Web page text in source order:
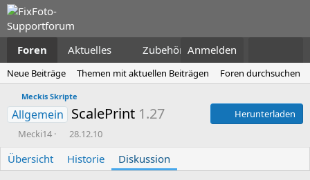
Foren Aktuelles Zubehör Anmelden
Neue Beiträge Themen mit aktuellen Beiträgen Foren durchsuchen
Meckis Skripte
Allgemein ScalePrint 1.27
Herunterladen
E
s
t
Mecki14
E
s
t
28.12.10
Übersicht Historie Diskussion